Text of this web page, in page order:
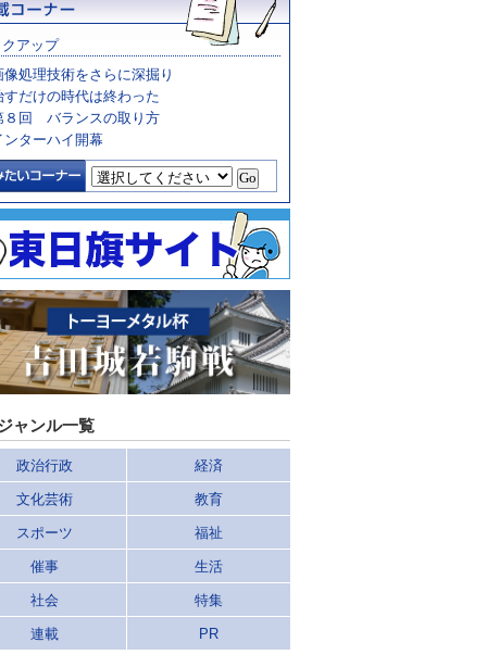
アップ
像処理技術をさらに深掘り
すだけの時代は終わった
８回 バランスの取り方
ンターハイ開幕
ャンル一覧
政治行政 経済
文化芸術 教育
スポーツ 福祉
催事 生活
社会 特集
連載 PR